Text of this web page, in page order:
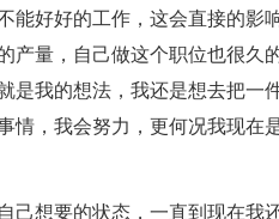
好好的工作，这会直接的影
产量，自己做这个职位也很久
是我的想法，我还是想去把一
情，我会努力，更何况我现在
己想要的状态，一直到现在我